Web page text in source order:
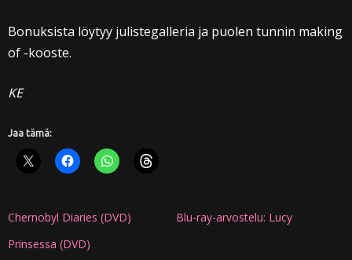
Bonuksista löytyy julistegalleria ja puolen tunnin making
of -kooste.
KE
Jaa tämä:
Chernobyl Diaries (DVD)
Blu-ray-arvostelu: Lucy
Prinsessa (DVD)